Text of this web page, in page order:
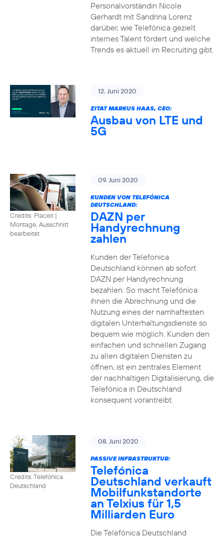
Personalvorständin Nicole
Gerhardt mit Sandrina Lorenz
darüber, wie Telefónica gezielt
internes Talent fördert und welche
Trends es aktuell im Recruiting gibt.
12. Juni 2020
ZITAT MARKUS HAAS, CEO:
Ausbau von LTE und
5G
Credits: Placeit |
Montage, Ausschnitt
bearbeitet
09. Juni 2020
KUNDEN VON TELEFÓNICA
DEUTSCHLAND:
DAZN per
Handyrechnung
zahlen
Kunden der Telefonica
Deutschland können ab sofort
DAZN per Handyrechnung
bezahlen. So macht Telefónica
ihnen die Abrechnung und die
Nutzung eines der namhaftesten
digitalen Unterhaltungsdienste so
bequem wie möglich. Kunden den
einfachen und schnellen Zugang
zu allen digitalen Diensten zu
öffnen, ist ein zentrales Element
der nachhaltigen Digitalisierung, die
Telefónica in Deutschland
konsequent vorantreibt.
Credits: Telefónica
Deutschland
08. Juni 2020
PASSIVE INFRASTRUKTUR:
Telefónica
Deutschland verkauft
Mobilfunkstandorte
an Telxius für 1,5
Milliarden Euro
Die Telefónica Deutschland